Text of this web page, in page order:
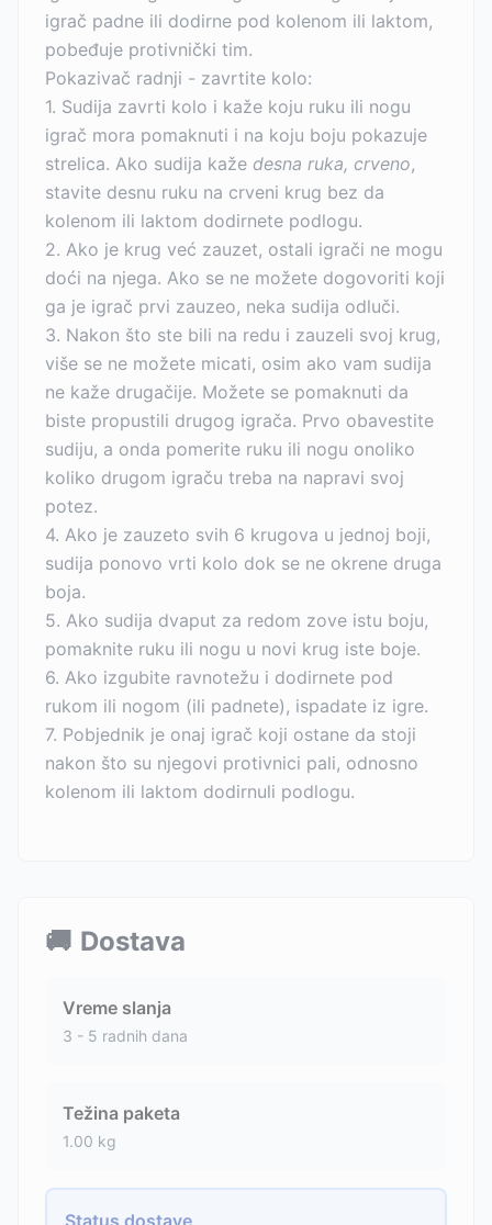
igrač padne ili dodirne pod kolenom ili laktom,
pobeđuje protivnički tim.
Pokazivač radnji - zavrtite kolo:
1. Sudija zavrti kolo i kaže koju ruku ili nogu
igrač mora pomaknuti i na koju boju pokazuje
strelica. Ako sudija kaže desna ruka, crveno,
stavite desnu ruku na crveni krug bez da
kolenom ili laktom dodirnete podlogu.
2. Ako je krug već zauzet, ostali igrači ne mogu
doći na njega. Ako se ne možete dogovoriti koji
ga je igrač prvi zauzeo, neka sudija odluči.
3. Nakon što ste bili na redu i zauzeli svoj krug,
više se ne možete micati, osim ako vam sudija
ne kaže drugačije. Možete se pomaknuti da
biste propustili drugog igrača. Prvo obavestite
sudiju, a onda pomerite ruku ili nogu onoliko
koliko drugom igraču treba na napravi svoj
potez.
4. Ako je zauzeto svih 6 krugova u jednoj boji,
sudija ponovo vrti kolo dok se ne okrene druga
boja.
5. Ako sudija dvaput za redom zove istu boju,
pomaknite ruku ili nogu u novi krug iste boje.
6. Ako izgubite ravnotežu i dodirnete pod
rukom ili nogom (ili padnete), ispadate iz igre.
7. Pobjednik je onaj igrač koji ostane da stoji
nakon što su njegovi protivnici pali, odnosno
kolenom ili laktom dodirnuli podlogu.
🚚 Dostava
Vreme slanja
3 - 5 radnih dana
Težina paketa
1.00 kg
Status dostave